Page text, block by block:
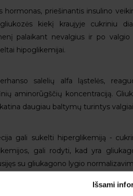
Išsami
hormonas, priešinantis insulino
kiekį kraujyje cukriniu
palaikant nevalgius ir po
hipoglikemijai.
salelių alfa ląstelės,
aminorūgščių koncentraciją.
daugiau baltymų turintys
gali sukelti hiperglikemiją -
gali rodyti, kad yra
su gliukagono lygio